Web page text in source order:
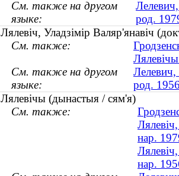
См. также на другом
языке:
род.
Лялевіч, Уладзімір Валяр'янавіч
См. также:
См. также на другом
языке:
род.
Лялевічы (дынастыя / сям'я)
См. также:
нар.
нар.